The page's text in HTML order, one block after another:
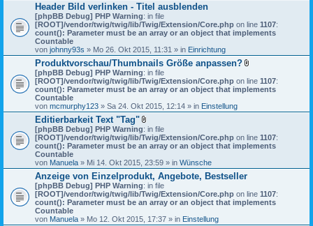
Header Bild verlinken - Titel ausblenden
[phpBB Debug] PHP Warning: in file
[ROOT]/vendor/twig/twig/lib/Twig/Extension/Core.php on line 1107:
count(): Parameter must be an array or an object that implements
Countable
von johnny93s » Mo 26. Okt 2015, 11:31 » in Einrichtung
Produktvorschau/Thumbnails Größe anpassen?
a
t
a
a
n
[phpBB Debug] PHP Warning: in file
[ROOT]/vendor/twig/twig/lib/Twig/Extension/Core.php on line 1107:
count(): Parameter must be an array or an object that implements
Countable
von mcmurphy123 » Sa 24. Okt 2015, 12:14 » in Einstellung
Editierbarkeit Text "Tag"
D
a
i
a
n
h
a
n
[phpBB Debug] PHP Warning: in file
[ROOT]/vendor/twig/twig/lib/Twig/Extension/Core.php on line 1107:
count(): Parameter must be an array or an object that implements
Countable
von Manuela » Mi 14. Okt 2015, 23:59 » in Wünsche
Anzeige von Einzelprodukt, Angebote, Bestseller
[phpBB Debug] PHP Warning: in file
[ROOT]/vendor/twig/twig/lib/Twig/Extension/Core.php on line 1107:
count(): Parameter must be an array or an object that implements
Countable
von Manuela » Mo 12. Okt 2015, 17:37 » in Einstellung